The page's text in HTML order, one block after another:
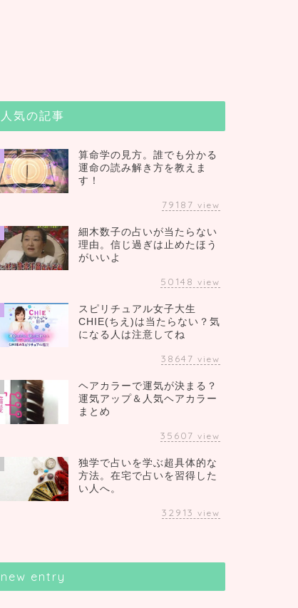
人気の記事
算命学の見方。誰でも分かる
運命の読み解き方を教えま
す！
79187 view
細木数子の占いが当たらない
理由。信じ過ぎは止めたほう
がいいよ
50148 view
スピリチュアル女子大生
CHIE(ちえ)は当たらない？気
になる人は注意してね
38647 view
ヘアカラーで運気が決まる？
運気アップ＆人気ヘアカラー
まとめ
35607 view
独学で占いを学ぶ超具体的な
方法。在宅で占いを習得した
い人へ。
32913 view
new entry